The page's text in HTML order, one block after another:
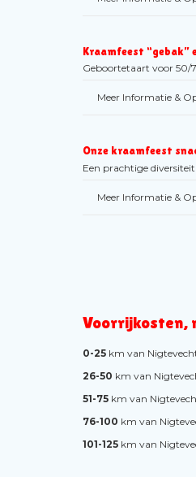
Kraamfeest “gebak”
Geboortetaart voor 50/
Meer Informatie &
Onze kraamfeest
Een prachtige
Meer Informatie &
Voorrijkosten,
0-25 km van
26-50 km van
51-75 km van
76-100 km van
101-125 km van